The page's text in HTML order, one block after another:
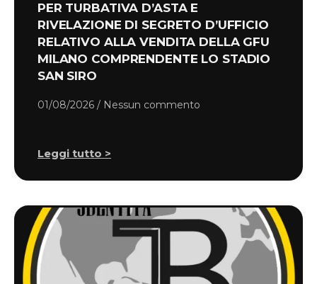
PER TURBATIVA D’ASTA E
RIVELAZIONE DI SEGRETO D’UFFICIO
RELATIVO ALLA VENDITA DELLA GFU
MILANO COMPRENDENTE LO STADIO
SAN SIRO
01/08/2026 Nessun commento
Leggi tutto >